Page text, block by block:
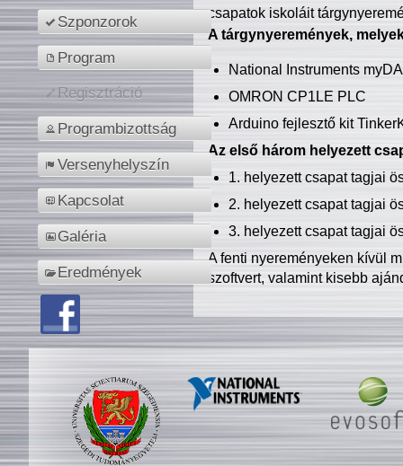
Szponzorok
Program
Regisztráció
Programbizottság
Versenyhelyszín
Kapcsolat
Galéria
Eredmények
csapatok iskoláit
A tárgynyeremények,
National Instruments
OMRON CP1LE PLC
Arduino fejlesztő kit
Az első három helyezett
1. helyezett csapat tagjai
2. helyezett csapat tagjai
3. helyezett csapat tagjai
A fenti nyereményeken kívül
szoftvert, valamint kisebb